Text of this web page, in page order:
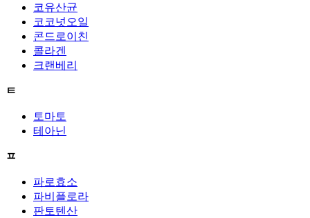
코유산균
코코넛오일
콘드로이친
콜라겐
크랜베리
ㅌ
토마토
테아닌
ㅍ
파로효소
파비플로라
판토텐산